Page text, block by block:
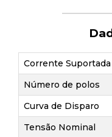
Corrente Suportada
Número de polos
Curva de Disparo
Tensão Nominal